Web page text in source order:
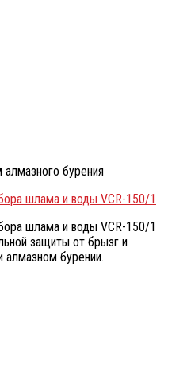
бурения
шлама и воды VCR-150/1
шлама и воды VCR-150/1
защиты от брызг и
алмазном бурении.